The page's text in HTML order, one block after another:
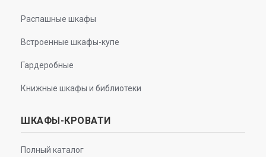
Распашные шкафы
Встроенные шкафы-купе
Гардеробные
Книжные шкафы и библиотеки
ШКАФЫ-КРОВАТИ
Полный каталог